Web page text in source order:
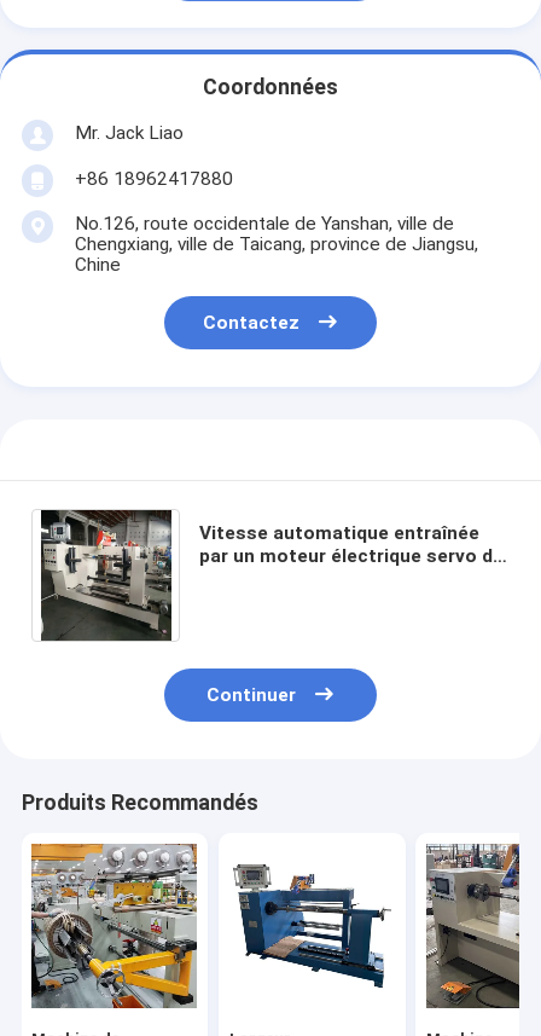
Coordonnées
Mr. Jack Liao
+86 18962417880
No.126, route occidentale de Yanshan, ville de
Chengxiang, ville de Taicang, province de Jiangsu,
Chine
Contactez
Vitesse automatique entraînée
par un moteur électrique servo de
Continuer
Produits Recommandés